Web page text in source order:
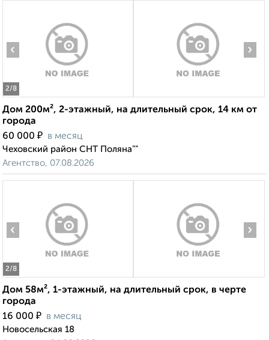
2/8
‹ ›
Дом 200м², 2-этажный, на длительный срок, 14 км от
города
60 000 ₽ в месяц
Чеховский район СНТ Поляна""
Агентство, 07.08.2026
2/8
‹ ›
Дом 58м², 1-этажный, на длительный срок, в черте
города
16 000 ₽ в месяц
Новосельская 18